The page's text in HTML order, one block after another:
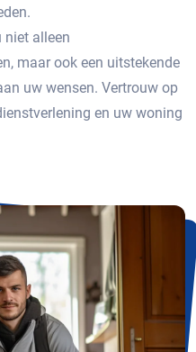
niet alleen
maar ook een uitstekende
uw wensen. Vertrouw op
en uw woning